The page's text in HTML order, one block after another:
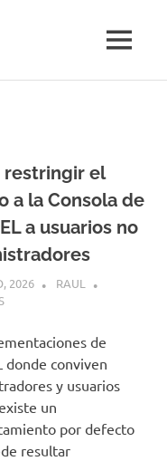
MENÚ
restringir el
a la Consola de
a usuarios no
2026
RAUL
de
donde conviven
y usuarios
un
por defecto
resultar